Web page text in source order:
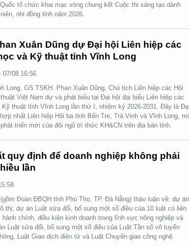
tổ chức khai mạc vòng chung kết Cuộc thi sáng tạo dành
nhi đồng tỉnh năm 2026.
Xuân Dũng dự Đại hội Liên hiệp các
và Kỹ thuật tỉnh Vĩnh Long
07/08 16:56
Long, GS.TSKH. Phan Xuân Dũng, Chủ tịch Liên hiệp các Hội
Việt Nam dự và phát biểu tại Đại hội đại biểu Liên hiệp các
Kỹ thuật tỉnh Vĩnh Long lần thứ I, nhiệm kỳ 2026-2031. Đây là
nhất Liên hiệp Hội ba tỉnh Bến Tre, Trà Vinh và Vĩnh Long,
triển mới của đội ngũ trí thức KH&CN trên địa bàn tỉnh.
quy định để doanh nghiệp không phải
lần
Đoàn ĐBQH tỉnh Phú Thọ, TP. Đà Nẵng) thảo luận về: dự án
thị; dự án Luật sửa đổi, bổ sung một số điều của 10 luật có liên
hành chính, điều kiện kinh doanh trong lĩnh vực nông nghiệp và
Luật sửa đổi, bổ sung một số điều của Luật Tần số vô tuyến
Luật Giao dịch điện tử và Luật Chuyển giao công nghệ.